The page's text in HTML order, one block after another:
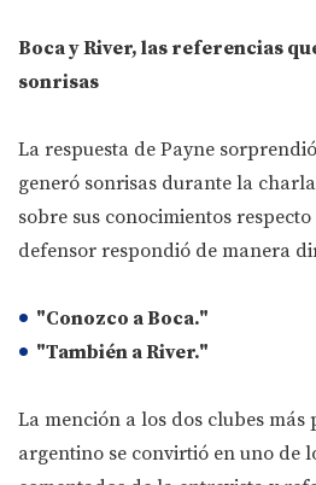
Boca y River, las referencias
sonrisas
La respuesta de Payne
generó sonrisas durante la
sobre sus conocimientos
defensor respondió de manera
"Conozco a Boca."
"También a River."
La mención a los dos clubes
argentino se convirtió en uno de